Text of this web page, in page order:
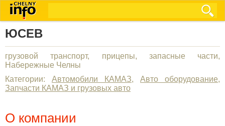
ЮСЕВ
грузовой транспорт, прицепы, запасные части,
Набережные Челны
Категории: Автомобили КАМАЗ, Авто оборудование,
Запчасти КАМАЗ и грузовых авто
О компании